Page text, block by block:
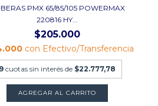
PMX 65/85/105 POWERMAX
220816 HY...
$205.000
con Efectivo/Transferencia
9 cuotas sin interés de $22.777,78